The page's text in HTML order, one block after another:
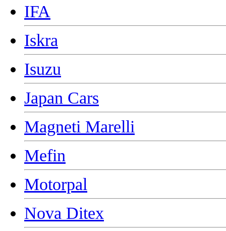
IFA
Iskra
Isuzu
Japan Cars
Magneti Marelli
Mefin
Motorpal
Nova Ditex